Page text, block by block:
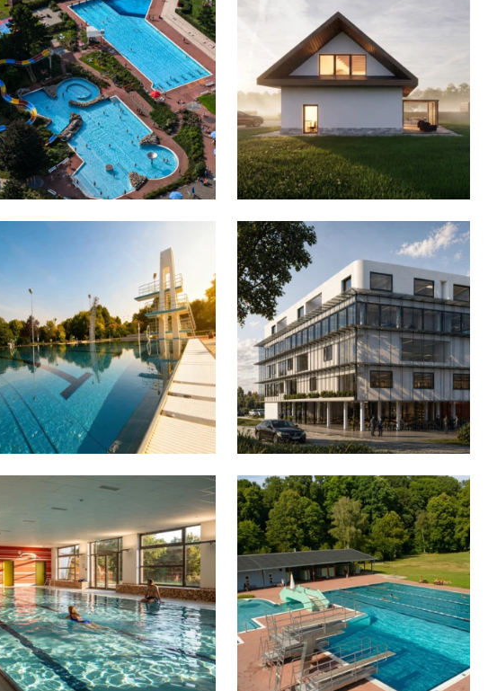
Saunaria, SPA i wellness
PFU i doradztwo
Edukacja
Domy premium
Rewitalizacja